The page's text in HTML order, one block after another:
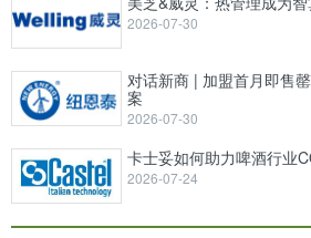
2026-07-30
对话新商 | 加盟首月即售
案
2026-07-30
卡士妥如何助力啤酒行业
2026-07-24